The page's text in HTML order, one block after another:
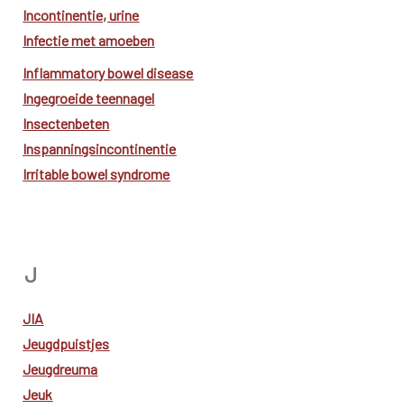
Incontinentie, urine
Infectie met amoeben
Inflammatory bowel disease
Ingegroeide teennagel
Insectenbeten
Inspanningsincontinentie
Irritable bowel syndrome
J
JIA
Jeugdpuistjes
Jeugdreuma
Jeuk